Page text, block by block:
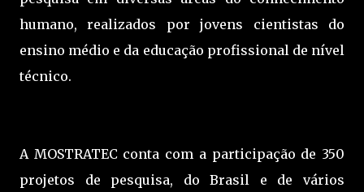
humano, realizados por jovens cientistas do
ensino médio e da educação profissional de nível
técnico.
A MOSTRATEC conta com a participação de 350
projetos de pesquisa, do Brasil e de vários